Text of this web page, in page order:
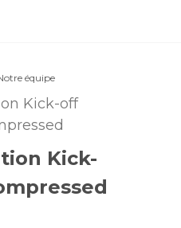
équipe
Kick-off
Kick-